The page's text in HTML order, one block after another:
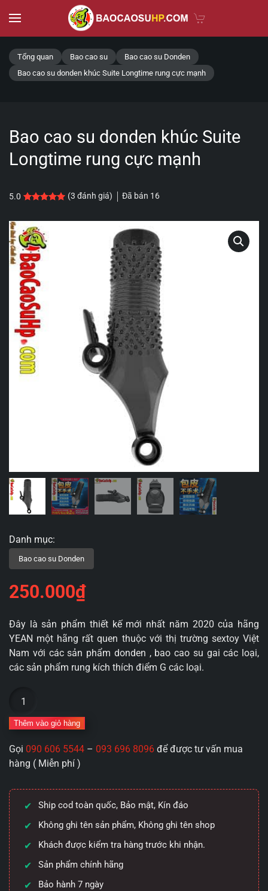
Skip to main content
Tổng quan Bao cao su
Bao cao su Donden
Bao cao su donden khúc Suite Longtime rung cực mạnh
Bao cao su donden khúc Suite
Longtime rung cực mạnh
5.0 5.0 trên 5 dựa trên
3 đánh giá
(3 đánh giá) Đã bán 16
250.000₫
Đây là sản phẩm thiết kế mới nhất năm 2020 của hãng
YEAN một hãng rất quen thuộc với thị trường sextoy Việt
Nam với các sản phẩm donden , bao cao su gai các loại,
các sản phẩm rung kích thích điểm G các loại.
cao
su
khúc
Suite
rung
cực
mạnh
số
lượng
Thêm vào giỏ hàng
Gọi 090 606 5544 – 093 696 8096 để được tư vấn mua
hàng ( Miễn phí )
Ship cod toàn quốc, Bảo mật, Kín đáo
Không ghi tên sản phẩm, Không ghi tên shop
Khách được kiểm tra hàng trước khi nhận.
Sản phẩm chính hãng
Bảo hành 7 ngày